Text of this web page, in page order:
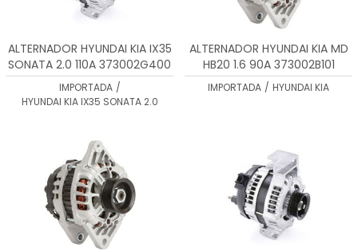
ALTERNADOR HYUNDAI KIA IX35
SONATA 2.0 110A 373002G400
2606446
IMPORTADA /
HYUNDAI KIA IX35 SONATA 2.0
ALTERNADOR HYUNDAI KIA MD
HB20 1.6 90A 373002B101
IMPORTADA / HYUNDAI KIA